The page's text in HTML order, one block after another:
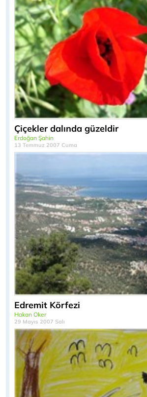
Çiçekler dalında güzeldir
Erdoğan Şahin
13 Temmuz 2007 Cuma
Edremit Körfezi
Hakan Oker
29 Mayıs 2007 Salı